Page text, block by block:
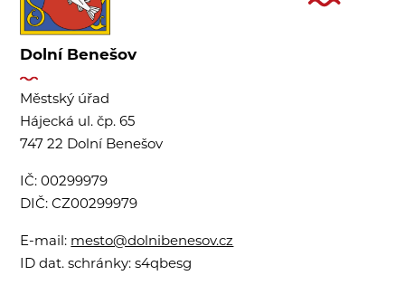
Dolní Benešov
Městský úřad
Hájecká ul. čp. 65
747 22 Dolní Benešov
IČ:00299979
DIČ:CZ00299979
E-mail: mesto@dolnibenesov.cz
ID dat. schránky:s4qbesg